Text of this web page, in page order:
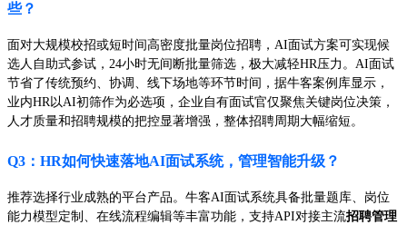
些？
面对大规模校招或短时间高密度批量岗位招聘，AI面试方案可实现候
选人自助式参试，24小时无间断批量筛选，极大减轻HR压力。AI面试
节省了传统预约、协调、线下场地等环节时间，据牛客案例库显示，
业内HR以AI初筛作为必选项，企业自有面试官仅聚焦关键岗位决策，
人才质量和招聘规模的把控显著增强，整体招聘周期大幅缩短。
Q3：HR如何快速落地AI面试系统，管理智能升级？
推荐选择行业成熟的平台产品。牛客AI面试系统具备批量题库、岗位
能力模型定制、在线流程编辑等丰富功能，支持API对接主流招聘管理